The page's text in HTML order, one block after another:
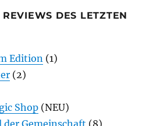
REVIEWS DES LETZTEN
Edition (1)
(2)
Shop (NEU)
der Gemeinschaft (8)